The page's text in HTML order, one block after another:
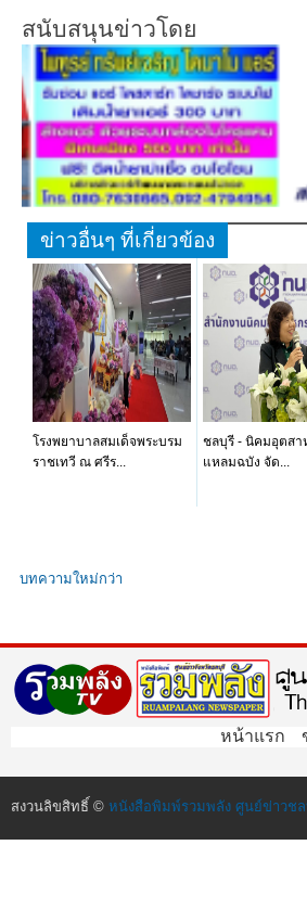
สนับสนุนข่าวโดย
ข่าวอื่นๆ ที่เกี่ยวข้อง
โรงพยาบาลสมเด็จพระบรม
ราชเทวี ณ ศรีร...
ชลบุรี - นิคมอุตสา
แหลมฉบัง จัด...
บทความใหม่กว่า
หน้าแรก
สงวนลิขสิทธิ์ © หนังสือพิมพ์รวมพลัง ศูนย์ข่าวช